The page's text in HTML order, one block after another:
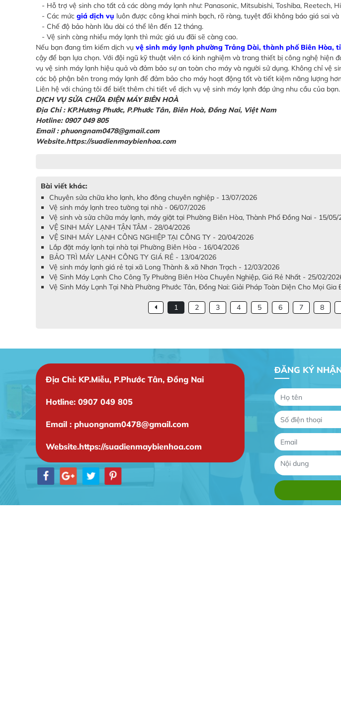
- Hỗ trợ vệ sinh cho tất cả các dòng máy lạnh như: Panasonic, Mitsubishi, Toshiba, Reetech,
- Các mức giá dịch vụ luôn được công khai minh bạch, rõ ràng, tuyệt đối không báo giá sai
- Chế độ bảo hành lâu dài có thể lên đến 12 tháng.
- Vệ sinh càng nhiều máy lạnh thì mức giá ưu đãi sẽ càng cao.
Nếu bạn đang tìm kiếm dịch vụ vệ sinh máy lạnh phường Trảng Dài, thành phố Biên Hòa,
cậy để bạn lựa chọn. Với đội ngũ kỹ thuật viên có kinh nghiệm và trang thiết bị công nghệ hiện
vụ vệ sinh máy lạnh hiệu quả và đảm bảo sự an toàn cho máy và người sử dụng. Không chỉ vệ
các bộ phận bên trong máy lạnh để đảm bảo cho máy hoạt động tốt và tiết kiệm năng lượng
Liên hệ với chúng tôi để biết thêm chi tiết về dịch vụ vệ sinh máy lạnh đáp ứng nhu cầu của bạn.
DỊCH VỤ SỬA CHỮA ĐIỆN MÁY BIÊN HOÀ
Địa Chỉ : KP.Hương Phước, P.Phước Tân, Biên Hoà, Đồng Nai, Việt Nam
Hotline: 0907 049 805
Email : phuongnam0478@gmail.com
Website.https://suadienmaybienhoa.com
Bài viết khác:
Chuyên sửa chữa kho lạnh, kho đông chuyên nghiệp - 13/07/2026
Vệ sinh máy lạnh treo tường tại nhà - 06/07/2026
Vệ sinh và sửa chữa máy lạnh, máy giặt tại Phường Biên Hòa, Thành Phố Đồng Nai - 15/05/
VỆ SINH MÁY LẠNH TẬN TÂM - 28/04/2026
VỆ SINH MÁY LẠNH CÔNG NGHIỆP TẠI CÔNG TY - 20/04/2026
Lắp đặt máy lạnh tại nhà tại Phường Biên Hòa - 16/04/2026
BẢO TRÌ MÁY LẠNH CÔNG TY GIÁ RẺ - 13/04/2026
Vệ sinh máy lạnh giá rẻ tại xã Long Thành & xã Nhơn Trạch - 12/03/2026
Vệ Sinh Máy Lạnh Cho Công Ty Phường Biên Hòa Chuyên Nghiệp, Giá Rẻ Nhất - 25/02/
Vệ Sinh Máy Lạnh Tại Nhà Phường Phước Tân, Đồng Nai: Giải Pháp Toàn Diện Cho Mọi
1 2 3 4 5 6 7 8
Địa Chỉ: KP.Miễu, P.Phước Tân, Đồng Nai
Hotline: 0907 049 805
Email : phuongnam0478@gmail.com
Website.https://suadienmaybienhoa.com
ĐĂNG KÝ